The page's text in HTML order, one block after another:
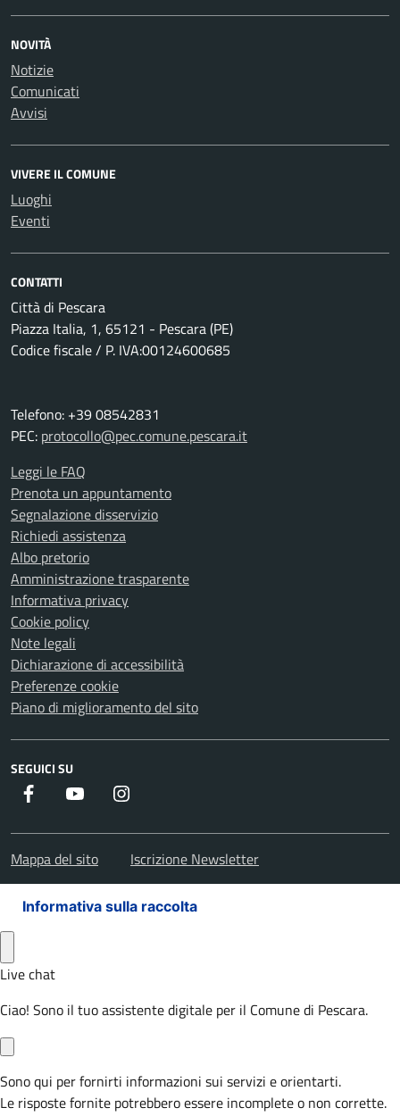
NOVITÀ
Notizie
Comunicati
Avvisi
VIVERE IL COMUNE
Luoghi
Eventi
CONTATTI
Città di Pescara
Piazza Italia, 1, 65121 - Pescara (PE)
Codice fiscale / P. IVA:00124600685
Telefono: +39 08542831
PEC: protocollo@pec.comune.pescara.it
Leggi le FAQ
Prenota un appuntamento
Segnalazione disservizio
Richiedi assistenza
Albo pretorio
Amministrazione trasparente
Informativa privacy
Cookie policy
Note legali
Dichiarazione di accessibilità
Preferenze cookie
Piano di miglioramento del sito
SEGUICI SU
Facebook Youtube
Mappa del sito Iscrizione Newsletter
Informativa sulla raccolta